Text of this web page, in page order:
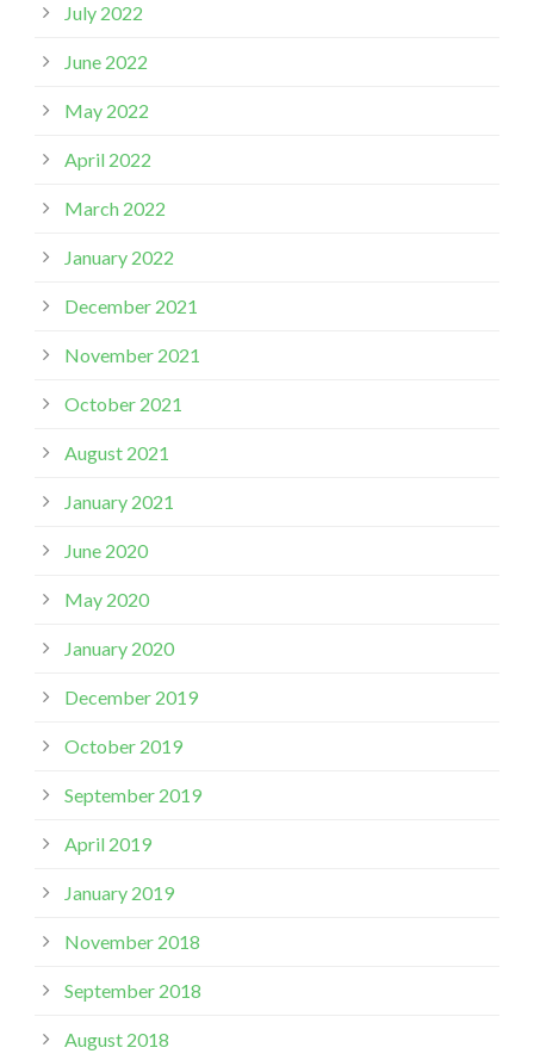
July 2022
June 2022
May 2022
April 2022
March 2022
January 2022
December 2021
November 2021
October 2021
August 2021
January 2021
June 2020
May 2020
January 2020
December 2019
October 2019
September 2019
April 2019
January 2019
November 2018
September 2018
August 2018